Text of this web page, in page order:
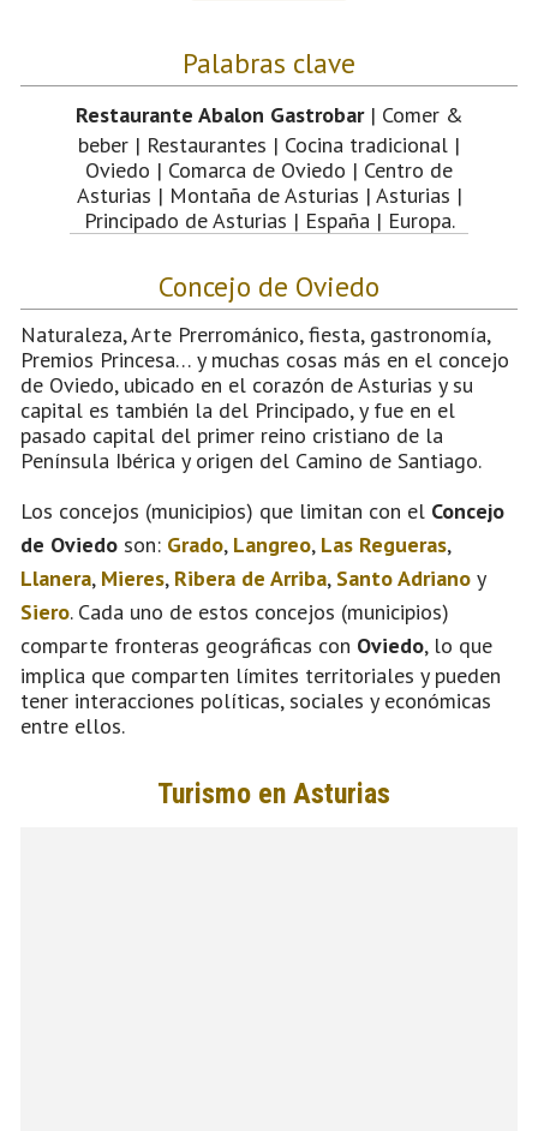
Palabras clave
Restaurante Abalon Gastrobar| Comer &
beber | Restaurantes | Cocina tradicional |
Oviedo | Comarca de Oviedo | Centro de
Asturias | Montaña de Asturias | Asturias |
Principado de Asturias | España | Europa.
Concejo de Oviedo
Naturaleza, Arte Prerrománico, fiesta, gastronomía,
Premios Princesa… y muchas cosas más en el concejo
de Oviedo, ubicado en el corazón de Asturias y su
capital es también la del Principado, y fue en el
pasado capital del primer reino cristiano de la
Península Ibérica y origen del Camino de Santiago.
Los concejos (municipios) que limitan con el Concejo
de Oviedo son: Grado, Langreo, Las Regueras,
Llanera, Mieres, Ribera de Arriba, Santo Adriano y
Siero. Cada uno de estos concejos (municipios)
comparte fronteras geográficas con Oviedo, lo que
implica que comparten límites territoriales y pueden
tener interacciones políticas, sociales y económicas
entre ellos.